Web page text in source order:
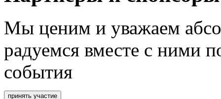
Мы ценим и уважаем
радуемся вместе с ними
события